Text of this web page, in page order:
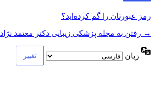
رمز عبورتان را گم کرده‌اید؟
→ رفتن به مجله پزشکی زیبایی دکتر معتمد نژاد
زبان